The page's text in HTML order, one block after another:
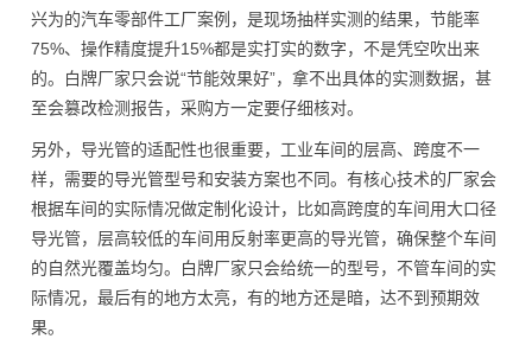
兴为的汽车零部件工厂案例，是现场抽样实测的结果，节能率
75%、操作精度提升15%都是实打实的数字，不是凭空吹出来
的。白牌厂家只会说“节能效果好”，拿不出具体的实测数据，甚
至会篡改检测报告，采购方一定要仔细核对。
另外，导光管的适配性也很重要，工业车间的层高、跨度不一
样，需要的导光管型号和安装方案也不同。有核心技术的厂家会
根据车间的实际情况做定制化设计，比如高跨度的车间用大口径
导光管，层高较低的车间用反射率更高的导光管，确保整个车间
的自然光覆盖均匀。白牌厂家只会给统一的型号，不管车间的实
际情况，最后有的地方太亮，有的地方还是暗，达不到预期效
果。